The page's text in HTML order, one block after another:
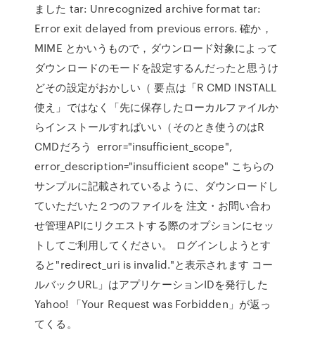
ました tar: Unrecognized archive format tar:
Error exit delayed from previous errors. 確か，
MIME とかいうもので，ダウンロード対象によって
ダウンロードのモードを設定するんだったと思うけ
どその設定がおかしい（ 要点は「R CMD INSTALL
使え」ではなく「先に保存したローカルファイルか
らインストールすればいい（そのとき使うのはR
CMDだろう error="insufficient_scope",
error_description="insufficient scope" こちらの
サンプルに記載されているように、ダウンロードし
ていただいた２つのファイルを 注文・お問い合わ
せ管理APIにリクエストする際のオプションにセッ
トしてご利用してください。 ログインしようとす
ると"redirect_uri is invalid."と表示されます コー
ルバックURL」はアプリケーションIDを発行した
Yahoo! 「Your Request was Forbidden」が返っ
てくる。